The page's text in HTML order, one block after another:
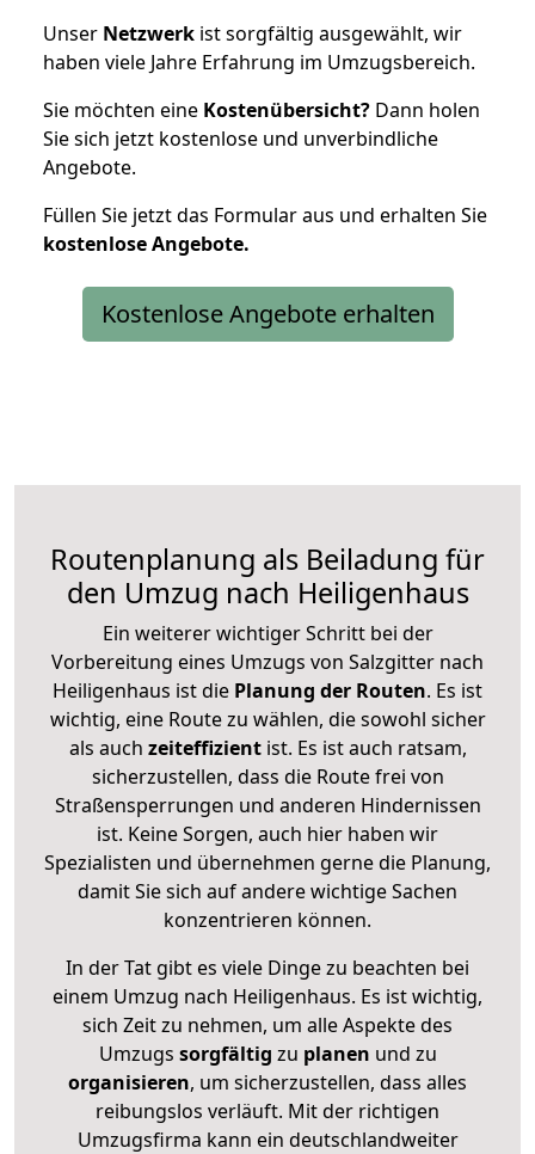
Unser Netzwerk ist sorgfältig ausgewählt, wir
haben viele Jahre Erfahrung im Umzugsbereich.
Sie möchten eine Kostenübersicht? Dann holen
Sie sich jetzt kostenlose und unverbindliche
Angebote.
Füllen Sie jetzt das Formular aus und erhalten Sie
kostenloseAngebote.
Kostenlose Angebote erhalten
Routenplanung als Beiladung für
den Umzug nach Heiligenhaus
Ein weiterer wichtiger Schritt bei der
Vorbereitung eines Umzugs von Salzgitter nach
Heiligenhaus ist die Planung der Routen. Es ist
wichtig, eine Route zu wählen, die sowohl sicher
als auch zeiteffizientist. Es ist auch ratsam,
sicherzustellen, dass die Route frei von
Straßensperrungen und anderen Hindernissen
ist. Keine Sorgen, auch hier haben wir
Spezialisten und übernehmen gerne die Planung,
damit Sie sich auf andere wichtige Sachen
konzentrieren können.
In der Tat gibt es viele Dinge zu beachten bei
einem Umzug nach Heiligenhaus. Es ist wichtig,
sich Zeit zu nehmen, um alle Aspekte des
Umzugs sorgfältig zu planen und zu
organisieren, um sicherzustellen, dass alles
reibungslos verläuft. Mit der richtigen
Umzugsfirma kann ein deutschlandweiter